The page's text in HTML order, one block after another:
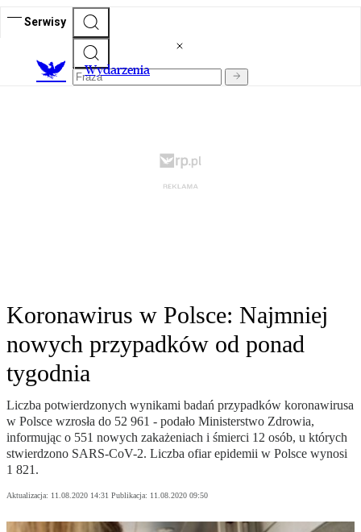
Serwisy
Wydarzenia
Koronawirus w Polsce: Najmniej
nowych przypadków od ponad
tygodnia
Liczba potwierdzonych wynikami badań przypadków koronawirusa
w Polsce wzrosła do 52 961 - podało Ministerstwo Zdrowia,
informując o 551 nowych zakażeniach i śmierci 12 osób, u których
stwierdzono SARS-CoV-2. Liczba ofiar epidemii w Polsce wynosi
1 821.
Aktualizacja: 11.08.2020 14:31 Publikacja: 11.08.2020 09:50